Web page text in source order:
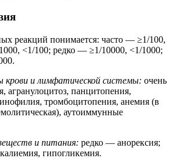
реакций понимается: часто — ≥1/100,
<1/100; редко — ≥1/10000, <1/1000;
и лимфатической системы: очень
агранулоцитоз, панцитопения,
тромбоцитопения, анемия (в
аутоиммунные
и питания: редко — анорексия;
гипогликемия.